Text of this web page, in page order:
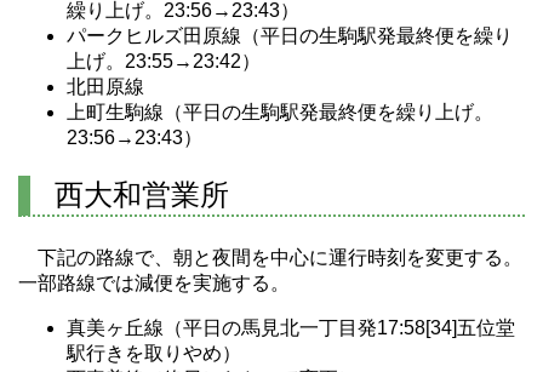
繰り上げ。23:56→23:43）
パークヒルズ田原線（平日の生駒駅発最終便を繰り
上げ。23:55→23:42）
北田原線
上町生駒線（平日の生駒駅発最終便を繰り上げ。
23:56→23:43）
西大和営業所
下記の路線で、朝と夜間を中心に運行時刻を変更する。
一部路線では減便を実施する。
真美ヶ丘線（平日の馬見北一丁目発17:58[34]五位堂
駅行きを取りやめ）